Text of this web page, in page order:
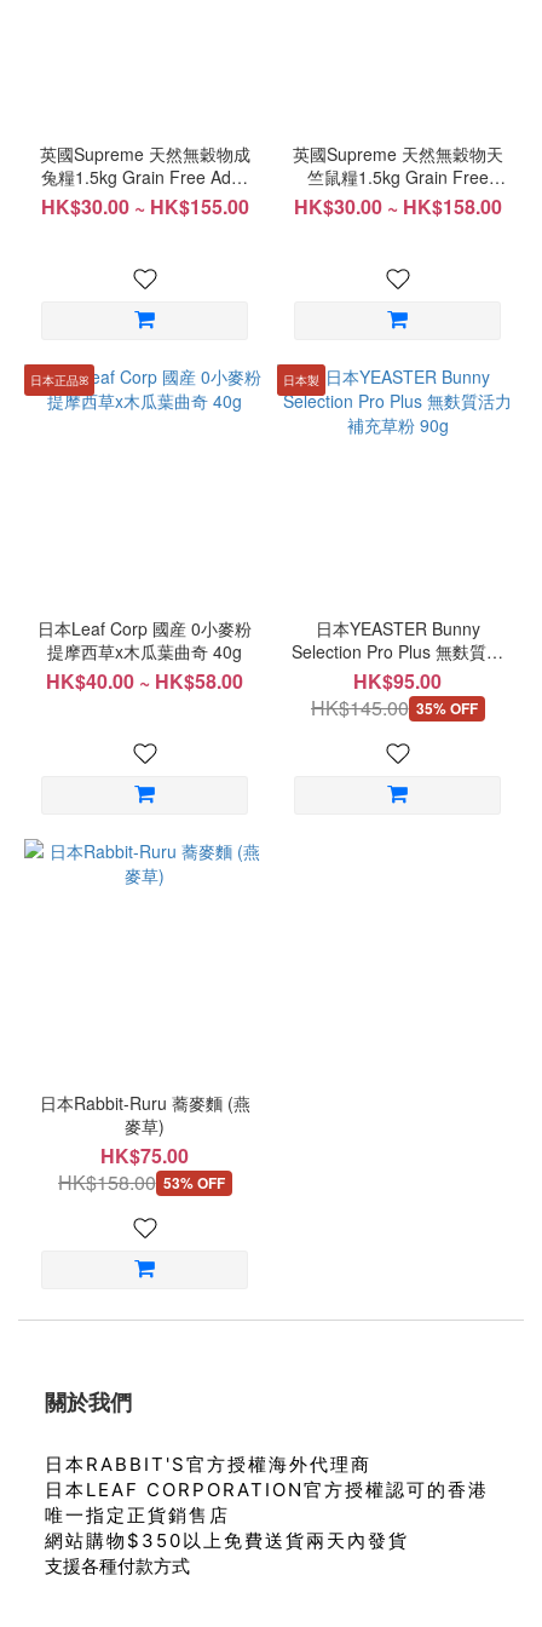
英國Supreme 天然無穀物成
兔糧1.5kg Grain Free Adult
Rabbit Food
HK$30.00 ~ HK$155.00
英國Supreme 天然無穀物天
竺鼠糧1.5kg Grain Free
Guinea Pig Food
HK$30.00 ~ HK$158.00
日本正品ꕤ
日本Leaf Corp 國産 0小麥粉
提摩西草x木瓜葉曲奇 40g
HK$40.00 ~ HK$58.00
日本製
日本YEASTER Bunny
Selection Pro Plus 無麩質活
力補充草粉 90g
HK$95.00
HK$145.00 35% OFF
日本Rabbit-Ruru 蕎麥麵 (燕
麥草)
HK$75.00
HK$158.00 53% OFF
關於我們
日本RABBIT'S官方授權海外代理商
日本LEAF CORPORATION官方授權認可的香港
唯一指定正貨銷售店
網站購物$350以上免費送貨兩天內發貨
支援各種付款方式